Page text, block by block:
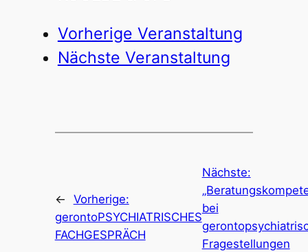
Vorherige Veranstaltung
Nächste Veranstaltung
←
Vorherige:
gerontoPSYCHIATRISCHES
FACHGESPRÄCH
Nächste:
bei
Fragestellungen